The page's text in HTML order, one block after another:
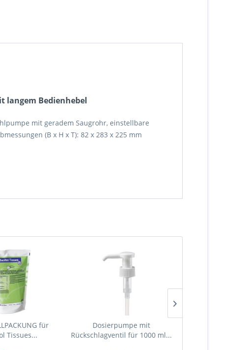
langem Bedienhebel
mit geradem Saugrohr, einstellbare
(B x H x T): 82 x 283 x 225 mm
für
Tissues...
Dosierpumpe mit
Rückschlagventil für 1000 ml...